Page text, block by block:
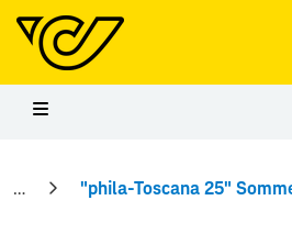
Springe zu Hauptinhalt
"phila-Toscana 25"